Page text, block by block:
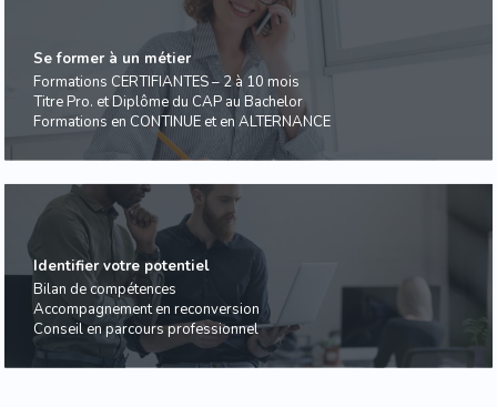
Se former à un métier
Formations CERTIFIANTES – 2 à 10 mois
Titre Pro. et Diplôme du CAP au Bachelor
Formations en CONTINUE et en ALTERNANCE
Identifier votre potentiel
Bilan de compétences
Accompagnement en reconversion
Conseil en parcours professionnel